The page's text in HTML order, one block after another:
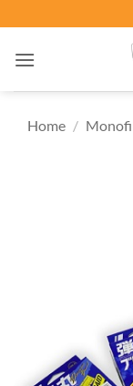
ai
contenuti
Home /